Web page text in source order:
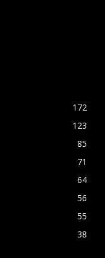
172
123
85
71
64
56
55
38